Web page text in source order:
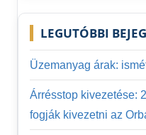
LEGUTÓBBI
Üzemanyag árak:
Árrésstop kivezetése:
fogják kivezetni az